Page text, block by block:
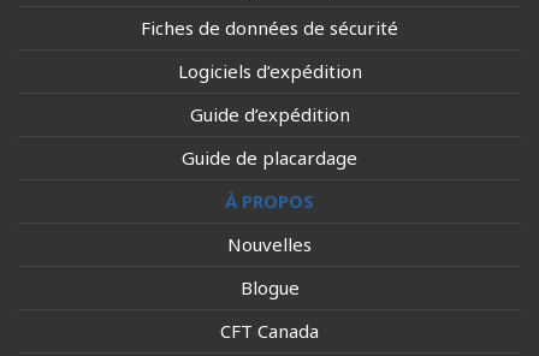
Fiches de données de sécurité
Logiciels d’expédition
Guide d’expédition
Guide de placardage
À PROPOS
Nouvelles
Blogue
CFT Canada